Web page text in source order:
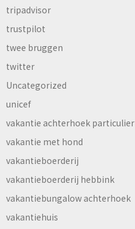
tripadvisor
trustpilot
twee bruggen
twitter
Uncategorized
unicef
vakantie achterhoek particulier
vakantie met hond
vakantieboerderij
vakantieboerderij hebbink
vakantiebungalow achterhoek
vakantiehuis